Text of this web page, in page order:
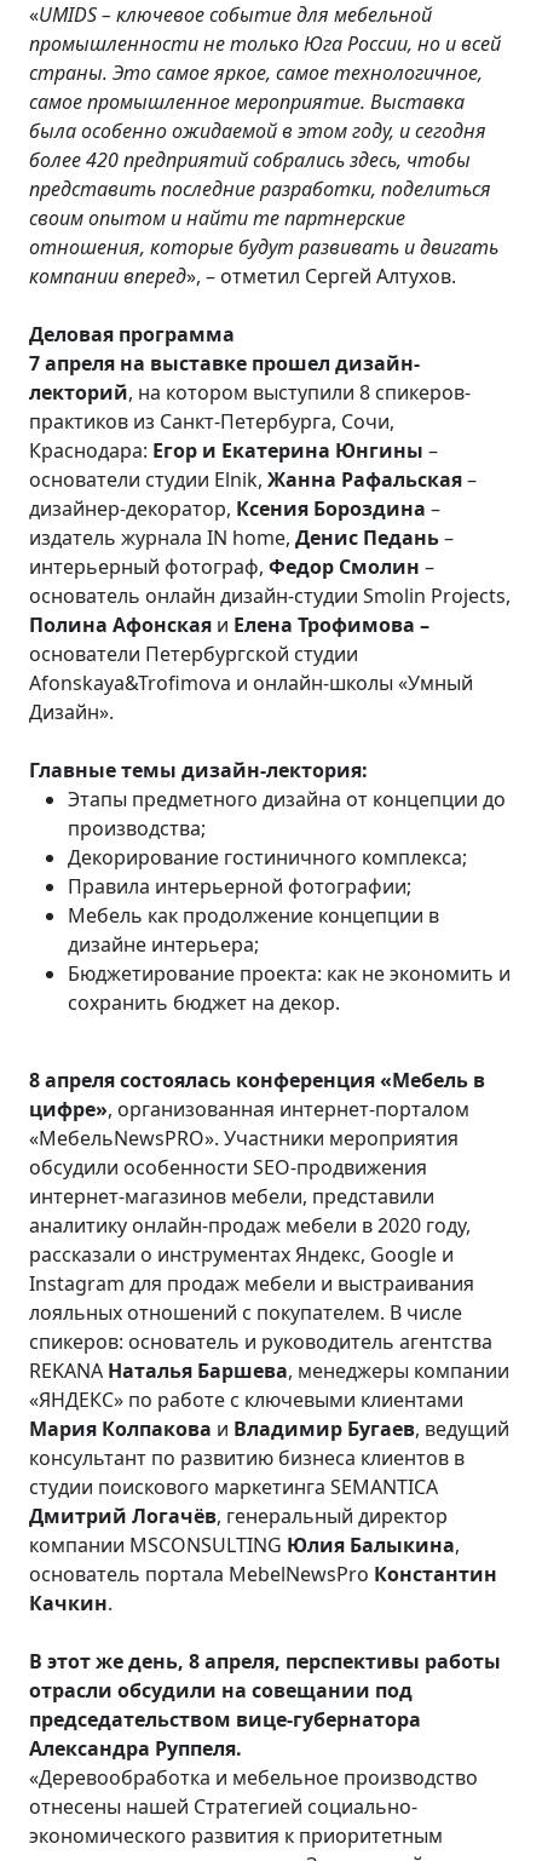
«UMIDS – ключевое событие для мебельной
промышленности не только Юга России, но и всей
страны. Это самое яркое, самое технологичное,
самое промышленное мероприятие. Выставка
была особенно ожидаемой в этом году, и сегодня
более 420 предприятий собрались здесь, чтобы
представить последние разработки, поделиться
своим опытом и найти те партнерские
отношения, которые будут развивать и двигать
компании вперед», – отметил Сергей Алтухов.
Деловая программа
7 апреля на выставке прошел дизайн-
лекторий, на котором выступили 8 спикеров-
практиков из Санкт-Петербурга, Сочи,
Краснодара: Егор и Екатерина Юнгины –
основатели студии Elnik, Жанна Рафальская–
дизайнер-декоратор, Ксения Бороздина –
издатель журнала IN home, Денис Педань–
интерьерный фотограф, Федор Смолин –
основатель онлайн дизайн-студии Smolin Projects,
Полина Афонская и Елена Трофимова –
основатели Петербургской студии
Afonskaya&Trofimova и онлайн-школы «Умный
Дизайн».
Главные темы дизайн-лектория:
Этапы предметного дизайна от концепции до
производства;
Декорирование гостиничного комплекса;
Правила интерьерной фотографии;
Мебель как продолжение концепции в
дизайне интерьера;
Бюджетирование проекта: как не экономить и
сохранить бюджет на декор.
8 апреля состоялась конференция «Мебель в
цифре», организованная интернет-порталом
«МебельNewsPRO». Участники мероприятия
обсудили особенности SEO-продвижения
интернет-магазинов мебели, представили
аналитику онлайн-продаж мебели в 2020 году,
рассказали о инструментах Яндекс, Google и
Instagram для продаж мебели и выстраивания
лояльных отношений с покупателем. В числе
спикеров: основатель и руководитель агентства
REKANA Наталья Баршева, менеджеры компании
«ЯНДЕКС» по работе с ключевыми клиентами
Мария Колпакова и Владимир Бугаев, ведущий
консультант по развитию бизнеса клиентов в
студии поискового маркетинга SEMANTICA
Дмитрий Логачёв, генеральный директор
компании MSCONSULTING Юлия Балыкина,
основатель портала MebelNewsPro Константин
Качкин.
В этот же день, 8 апреля, перспективы работы
отрасли обсудили на совещании под
председательством вице-губернатора
Александра Руппеля.
«Деревообработка и мебельное производство
отнесены нашей Стратегией социально-
экономического развития к приоритетным